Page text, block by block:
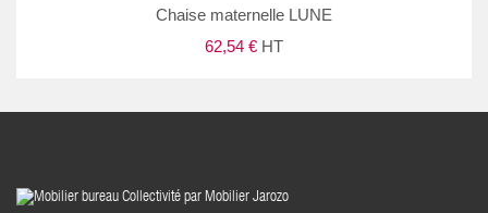
Chaise maternelle LUNE
62,54 € HT